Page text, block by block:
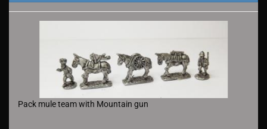
Pack mule team with Mountain gun